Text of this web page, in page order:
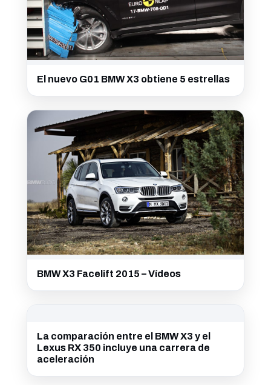
El nuevo G01 BMW X3 obtiene 5 estrellas
BMW X3 Facelift 2015 – Vídeos
La comparación entre el BMW X3 y el
Lexus RX 350 incluye una carrera de
aceleración